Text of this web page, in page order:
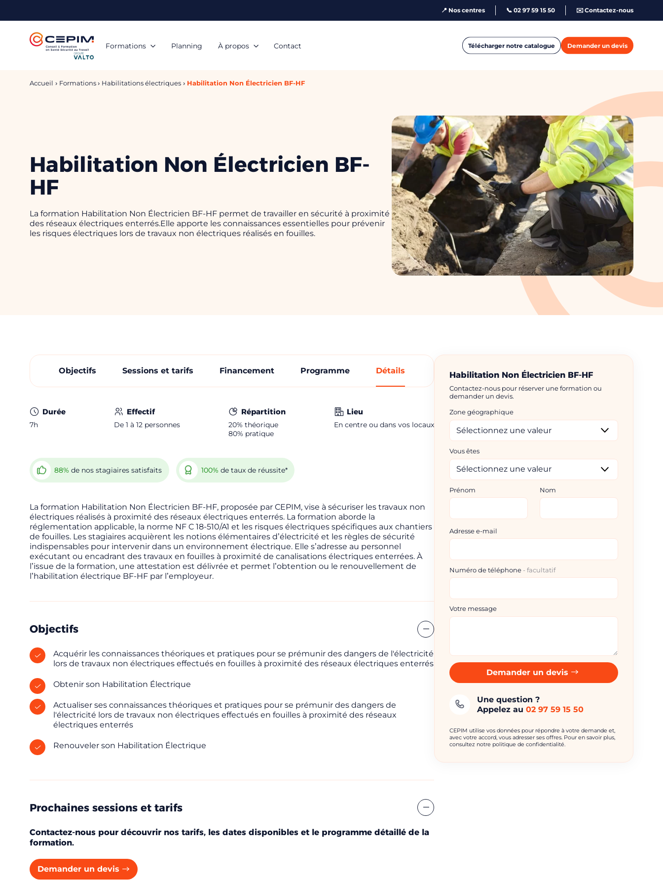
📍 Nos centres 📞 02 97 59 15 50 ✉️ Contactez-nous
Formations Planning À propos Contact Télécharger notre catalogue Demander un devis
Accueil Formations Habilitations électriques Habilitation Non Électricien BF-HF
Habilitation Non Électricien BF-
HF
La formation Habilitation Non Électricien BF-HF permet de travailler en sécurité à proximité
des réseaux électriques enterrés.Elle apporte les connaissances essentielles pour prévenir
les risques électriques lors de travaux non électriques réalisés en fouilles.
Objectifs Sessions et tarifs Financement Programme Détails
Durée
7h
Effectif
De 1 à 12 personnes
Répartition
20% théorique
80% pratique
Lieu
En centre ou dans vos locaux
88% de nos stagiaires satisfaits 100% de taux de réussite*
La formation Habilitation Non Électricien BF-HF, proposée par CEPIM, vise à sécuriser les travaux non
électriques réalisés à proximité des réseaux électriques enterrés. La formation aborde la
réglementation applicable, la norme NF C 18-510/A1 et les risques électriques spécifiques aux chantiers
de fouilles. Les stagiaires acquièrent les notions élémentaires d’électricité et les règles de sécurité
indispensables pour intervenir dans un environnement électrique. Elle s’adresse au personnel
exécutant ou encadrant des travaux en fouilles à proximité de canalisations électriques enterrées. À
l’issue de la formation, une attestation est délivrée et permet l’obtention ou le renouvellement de
l’habilitation électrique BF-HF par l’employeur.
Objectifs
Acquérir les connaissances théoriques et pratiques pour se prémunir des dangers de l'électricité
lors de travaux non électriques effectués en fouilles à proximité des réseaux électriques enterrés
Obtenir son Habilitation Électrique
Actualiser ses connaissances théoriques et pratiques pour se prémunir des dangers de
l'électricité lors de travaux non électriques effectués en fouilles à proximité des réseaux
électriques enterrés
Renouveler son Habilitation Électrique
Prochaines sessions et tarifs
Contactez-nous pour découvrir nos tarifs, les dates disponibles et le programme détaillé de la
formation.
Demander un devis
Habilitation Non Électricien BF-HF
Contactez-nous pour réserver une formation ou
demander un devis.
Zone géographique
Vous êtes
Prénom Nom
Adresse e-mail
Numéro de téléphone facultatif
Votre message
Demander un devis
Une question ?
Appelez au02 97 59 15 50
CEPIM utilise vos données pour répondre à votre demande et,
avec votre accord, vous adresser ses offres. Pour en savoir plus,
consultez notre politique de confidentialité.
Réserver une session
Vous êtes
Prénom
Votre message